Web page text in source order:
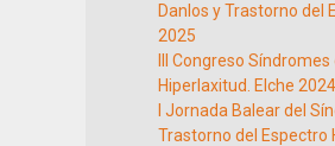
Danlos y Trastorno del
2025
III Congreso
Hiperlaxitud. Elche 2024
I Jornada Balear del
Trastorno del Espectro